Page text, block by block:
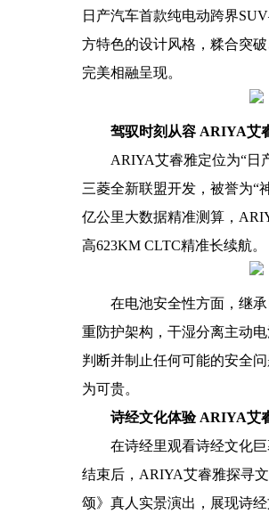
日产汽车首款纯电动跨界
方特色的设计风格，糅合突
完美相融呈现。
驾驭时刻从容 ARIYA艾
ARIYA艾睿雅定位为“日
三菱全新联盟开发，被誉为“
亿公里大数据精准测算，
高623KM CLTC精准长续航。
在电池安全性方面，继
重防护架构，干湿分离主动
判断并制止任何可能的安全
为可贵。
诗经文化体验 ARIYA艾
在诗经里观看诗经文化
结束后，ARIYA艾睿雅探寻
颂》真人实景演出，展现诗